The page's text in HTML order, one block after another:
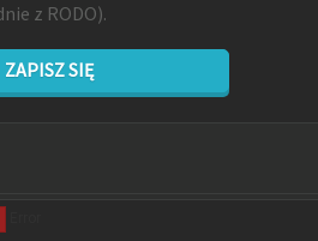
z RODO).
ZAPISZ SIĘ